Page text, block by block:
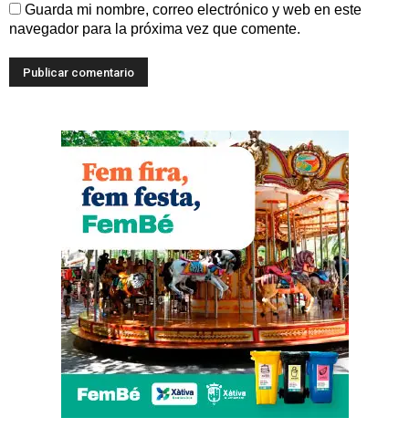
Guarda mi nombre, correo electrónico y web en este
navegador para la próxima vez que comente.